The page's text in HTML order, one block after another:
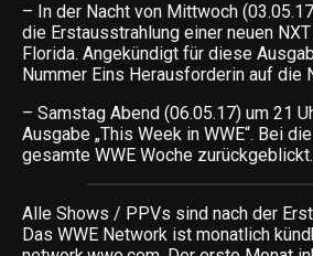
– In der Nacht von Mittwoch
die Erstausstrahlung einer neuen
Florida. Angekündigt für diese
Nummer Eins Herausforderin auf die
– Samstag Abend (06.05.17) um 21
Ausgabe „This Week in WWE“. Bei
gesamte WWE Woche zurückgeblickt.
Alle Shows / PPVs sind nach der
Das WWE Network ist monatlich